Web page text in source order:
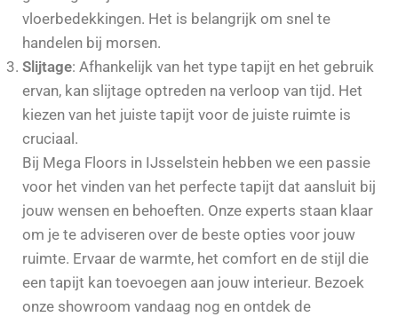
vloerbedekkingen. Het is belangrijk om snel te
handelen bij morsen.
Slijtage: Afhankelijk van het type tapijt en het gebruik
ervan, kan slijtage optreden na verloop van tijd. Het
kiezen van het juiste tapijt voor de juiste ruimte is
cruciaal.
Bij Mega Floors in IJsselstein hebben we een passie
voor het vinden van het perfecte tapijt dat aansluit bij
jouw wensen en behoeften. Onze experts staan klaar
om je te adviseren over de beste opties voor jouw
ruimte. Ervaar de warmte, het comfort en de stijl die
een tapijt kan toevoegen aan jouw interieur. Bezoek
onze showroom vandaag nog en ontdek de